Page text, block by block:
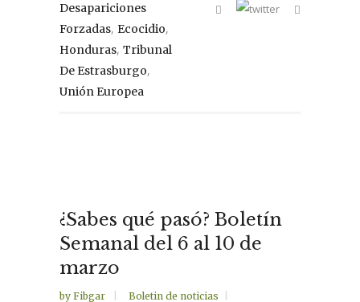
Desapariciones
Forzadas, Ecocidio,
Honduras, Tribunal
De Estrasburgo,
Unión Europea
¿Sabes qué pasó? Boletín
Semanal del 6 al 10 de
marzo
by Fibgar Boletin de noticias